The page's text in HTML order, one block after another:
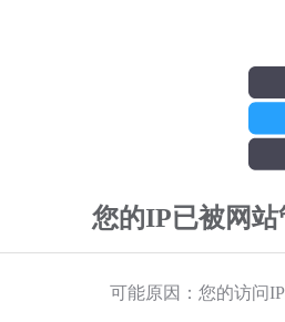
您的IP已被网
可能原因：您的访问